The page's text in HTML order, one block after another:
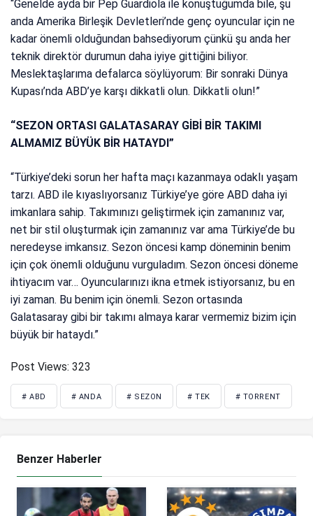
“Genelde ayda bir Pep Guardiola ile konuştuğumda bile, şu
anda Amerika Birleşik Devletleri’nde genç oyuncular için ne
kadar önemli olduğundan bahsediyorum çünkü şu anda her
teknik direktör durumun daha iyiye gittiğini biliyor.
Meslektaşlarıma defalarca söylüyorum: Bir sonraki Dünya
Kupası’nda ABD’ye karşı dikkatli olun. Dikkatli olun!”
“SEZON ORTASI GALATASARAY GİBİ BİR TAKIMI
ALMAMIZ BÜYÜK BİR HATAYDI”
“Türkiye’deki sorun her hafta maçı kazanmaya odaklı yaşam
tarzı. ABD ile kıyaslıyorsanız Türkiye’ye göre ABD daha iyi
imkanlara sahip. Takımınızı geliştirmek için zamanınız var,
net bir stil oluşturmak için zamanınız var ama Türkiye’de bu
neredeyse imkansız. Sezon öncesi kamp döneminin benim
için çok önemli olduğunu vurguladım. Sezon öncesi döneme
ihtiyacım var… Oyuncularınızı ikna etmek istiyorsanız, bu en
iyi zaman. Bu benim için önemli. Sezon ortasında
Galatasaray gibi bir takımı almaya karar vermemiz bizim için
büyük bir hataydı.”
Post Views: 323
# ABD # ANDA # SEZON # TEK # TORRENT
Benzer Haberler